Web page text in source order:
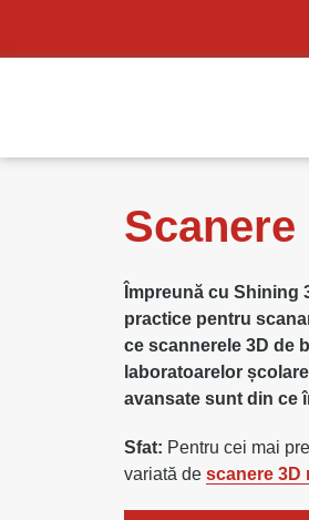
Împreună cu Shining
practice pentru
ce scannerele 3D de
laboratoarelor
avansate sunt din ce
Sfat: Pentru cei mai
variată de scanere 3D